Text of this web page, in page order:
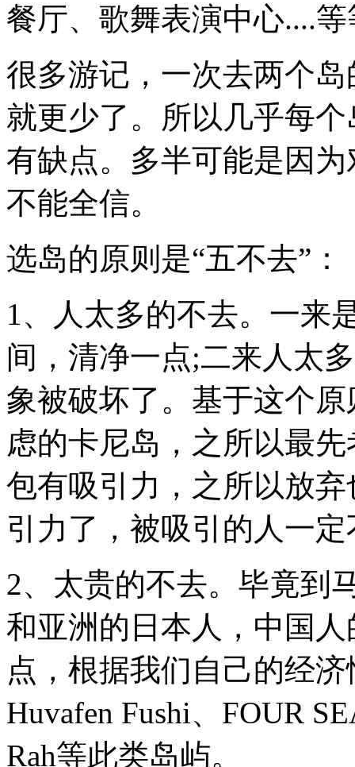
餐厅、歌舞表演中心
很多游记，一次去两个
就更少了。所以几乎每
有缺点。多半可能是因
不能全信。
选岛的原则是“五不
1、人太多的不去。一来
间，清净一点;二来人太
象被破坏了。基于这个
虑的卡尼岛，之所以最
包有吸引力，之所以放
引力了，被吸引的人
2、太贵的不去。毕竟到
和亚洲的日本人，中国
点，根据我们自己的经
Huvafen Fushi、FOUR
Rah等此类岛屿。